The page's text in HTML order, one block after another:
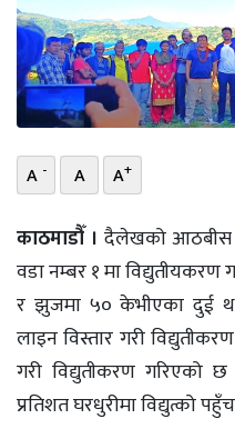
भिडियो
छापा
खोज
प्रोफाइल
ऊर्जा
विशेष
A - A A+
काठमाडौँ । दैलेखको आठबीस
वडा नम्बर १ मा विद्युतीयकरण
र झुजमा ५० केभीएका दुई
लाइन विस्तार गरी
गरी विद्युतीकरण गरिएको
प्रतिशत घरधुरीमा विद्युत्को